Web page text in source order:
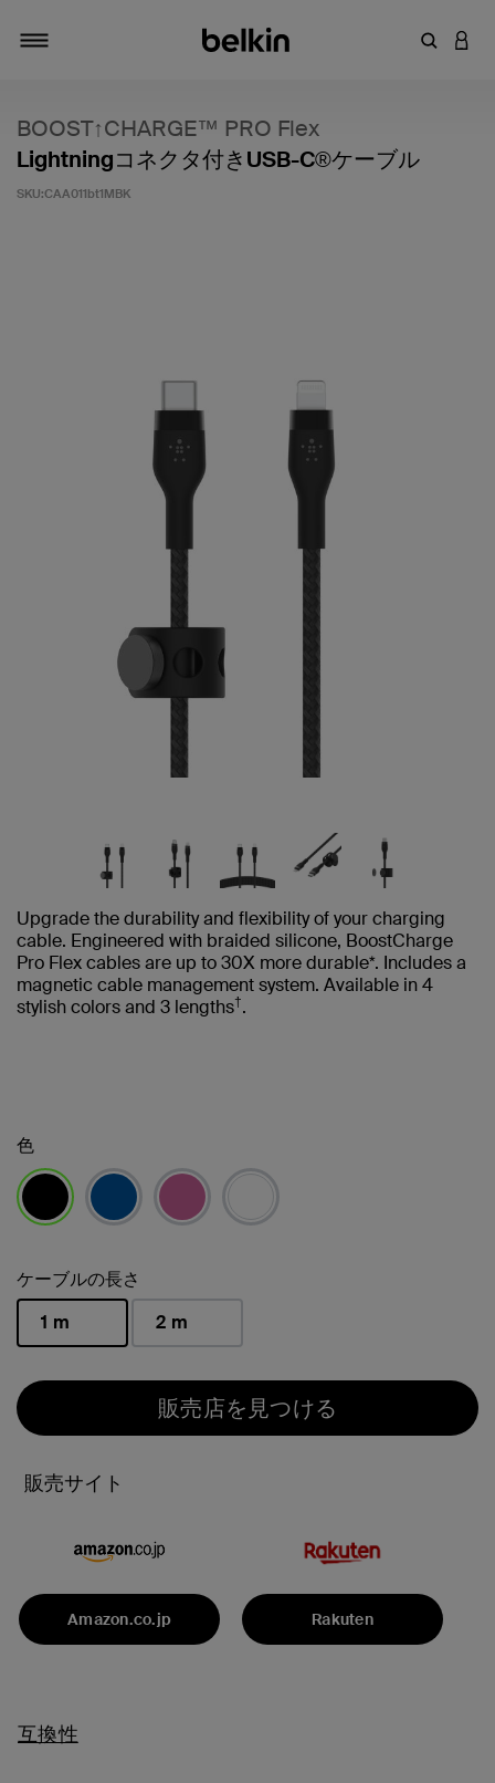
キーワアカ
BOOST↑CHARGE™ PRO Flex
Lightningコネクタ付きUSB-C®ケーブル
SKU:CAA011bt1MBK
Upgrade the durability and flexibility of your charging
cable. Engineered with braided silicone, BoostCharge
Pro Flex cables are up to 30X more durable*. Includes a
magnetic cable management system. Available in 4
stylish colors and 3 lengths†.
色
ケーブルの長さ
1 m
2 m
販売店を見つける
販売サイト
Amazon.co.jp Rakuten
互換性